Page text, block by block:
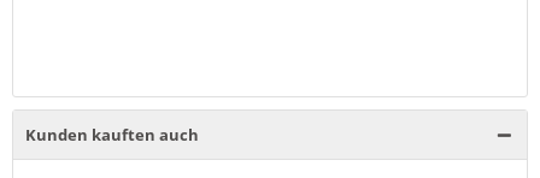
Kunden kauften auch